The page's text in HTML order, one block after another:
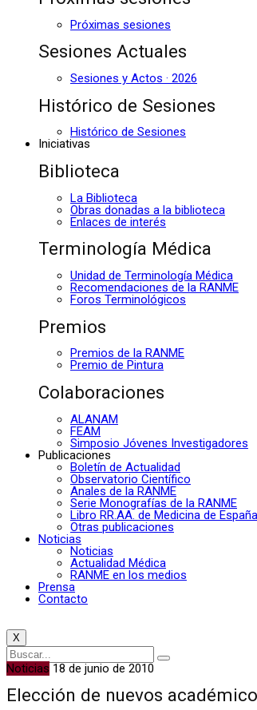
Próximas sesiones
Sesiones Actuales
Sesiones y Actos · 2026
Histórico de Sesiones
Histórico de Sesiones
Iniciativas
Biblioteca
La Biblioteca
Obras donadas a la biblioteca
Enlaces de interés
Terminología Médica
Unidad de Terminología Médica
Recomendaciones de la RANME
Foros Terminológicos
Premios
Premios de la RANME
Premio de Pintura
Colaboraciones
ALANAM
FEAM
Simposio Jóvenes Investigadores
Publicaciones
Boletín de Actualidad
Observatorio Científico
Anales de la RANME
Serie Monografías de la RANME
Libro RR.AA. de Medicina de España
Otras publicaciones
Noticias
Noticias
Actualidad Médica
RANME en los medios
Prensa
Contacto
X
Noticias 18 de junio de 2010
Elección de nuevos